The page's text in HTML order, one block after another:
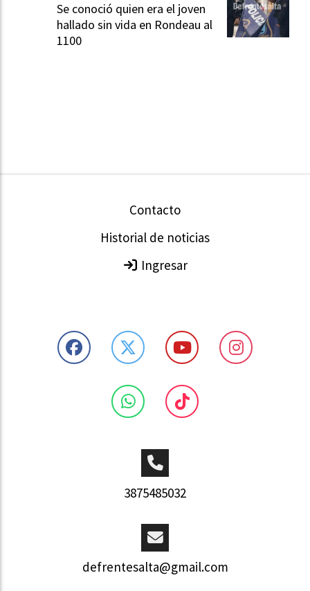
Se conoció quien era el joven
hallado sin vida en Rondeau al
1100
Contacto
Historial de noticias
Ingresar
3875485032
defrentesalta@gmail.com